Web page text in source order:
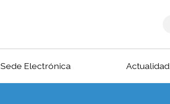
Sede Electrónica Actualidad